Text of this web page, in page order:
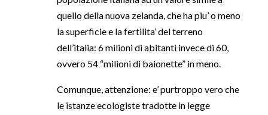
quello della nuova zelanda, che ha piu’ o meno
la superficie e la fertilita’ del terreno
dell’italia: 6 milioni di abitanti invece di 60,
ovvero 54 “milioni di baionette” in meno.
Comunque, attenzione: e’ purtroppo vero che
le istanze ecologiste tradotte in legge